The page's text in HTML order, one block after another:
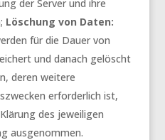
der Server und ihre
Löschung von Daten:
für die Dauer von
und danach gelöscht
deren weitere
erforderlich ist,
des jeweiligen
ausgenommen.